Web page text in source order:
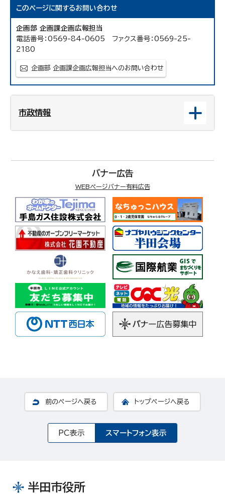
このページに関するお問い合わせ
企画部 企画課企画広報担当
電話番号：0569-84-0605 ファクス番号：0569-25-
2180
企画部 企画課企画広報担当へのお問い合わせ
市政情報
バナー広告
WEBページバナー有料広告
前のページへ戻る トップページへ戻る
PC表示 スマートフォン表示
半田市役所